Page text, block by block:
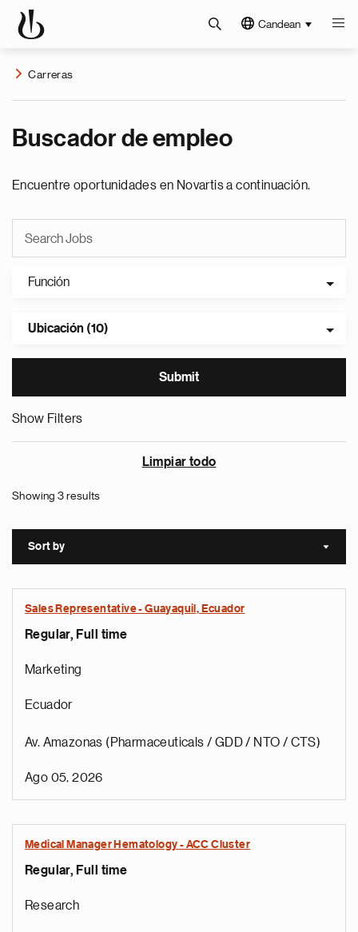
Candean
Carreras
Buscador de empleo
Encuentre oportunidades en Novartis a continuación.
Función
Ubicación (10)
Show Filters
Limpiar todo
Showing 3 results
Sort by Sort
Sales Representative - Guayaquil, Ecuador
Regular, Full time
Marketing
Ecuador
Av. Amazonas (Pharmaceuticals / GDD / NTO / CTS)
Ago 05, 2026
Medical Manager Hematology - ACC Cluster
Regular, Full time
Research